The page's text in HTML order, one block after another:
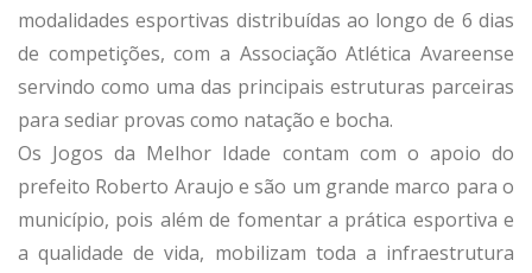
modalidades esportivas distribuídas ao longo de 6 dias
de competições, com a Associação Atlética Avareense
servindo como uma das principais estruturas parceiras
para sediar provas como natação e bocha.
Os Jogos da Melhor Idade contam com o apoio do
prefeito Roberto Araujo e são um grande marco para o
município, pois além de fomentar a prática esportiva e
a qualidade de vida, mobilizam toda a infraestrutura